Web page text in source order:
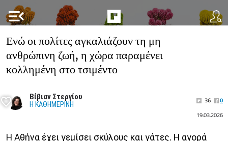
menu_open
Ενώ οι πολίτες αγκαλιάζουν τη μη
ανθρώπινη ζωή, η χώρα παραμένει
κολλημένη στο τσιμέντο
Βίβιαν Στεργίου
Η ΚΑΘΗΜΕΡΙΝΗ 36
0
19.03.2026
Η Αθήνα έχει γεμίσει σκύλους και γάτες. Η αγορά